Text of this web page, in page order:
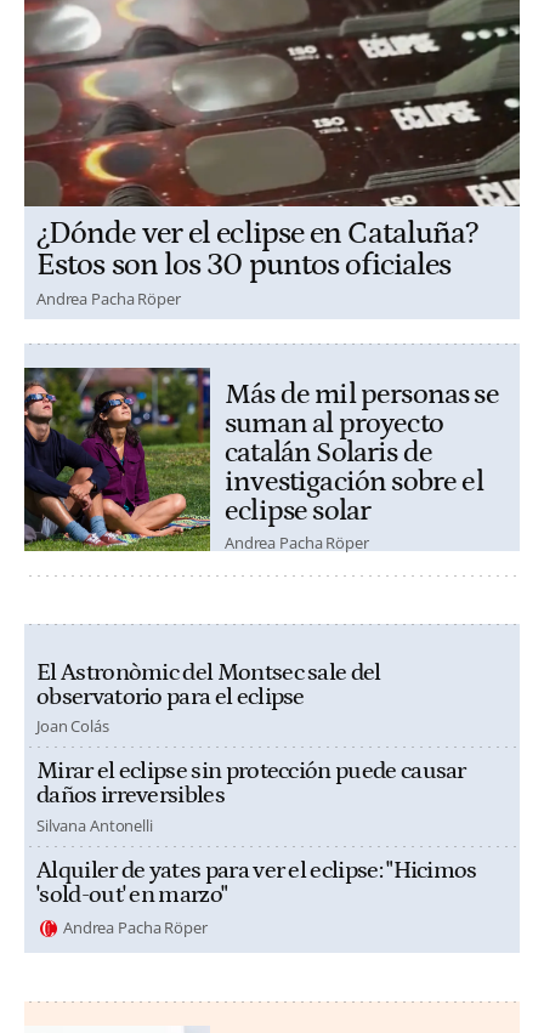
¿Dónde ver el eclipse en Cataluña?
Estos son los 30 puntos oficiales
Andrea Pacha Röper
Más de mil personas se
suman al proyecto
catalán Solaris de
investigación sobre el
eclipse solar
Andrea Pacha Röper
El Astronòmic del Montsec sale del
observatorio para el eclipse
Joan Colás
Mirar el eclipse sin protección puede causar
daños irreversibles
Silvana Antonelli
Alquiler de yates para ver el eclipse: "Hicimos
'sold-out' en marzo"
Andrea Pacha Röper